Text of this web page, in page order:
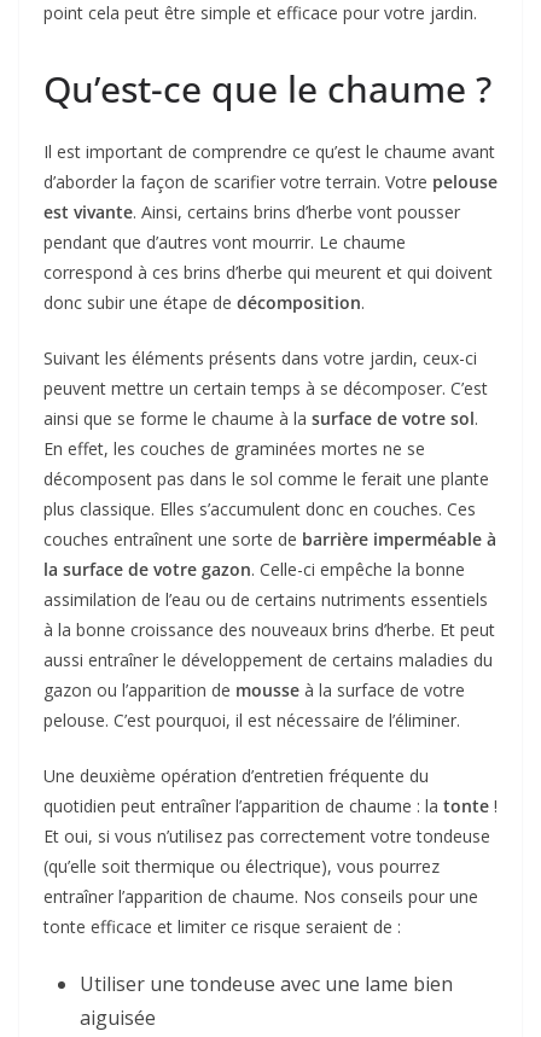
point cela peut être simple et efficace pour votre jardin.
Qu’est-ce que le chaume ?
Il est important de comprendre ce qu’est le chaume avant
d’aborder la façon de scarifier votre terrain. Votre pelouse
est vivante. Ainsi, certains brins d’herbe vont pousser
pendant que d’autres vont mourrir. Le chaume
correspond à ces brins d’herbe qui meurent et qui doivent
donc subir une étape de décomposition.
Suivant les éléments présents dans votre jardin, ceux-ci
peuvent mettre un certain temps à se décomposer. C’est
ainsi que se forme le chaume à la surface de votre sol.
En effet, les couches de graminées mortes ne se
décomposent pas dans le sol comme le ferait une plante
plus classique. Elles s’accumulent donc en couches. Ces
couches entraînent une sorte de barrière imperméable à
la surface de votre gazon. Celle-ci empêche la bonne
assimilation de l’eau ou de certains nutriments essentiels
à la bonne croissance des nouveaux brins d’herbe. Et peut
aussi entraîner le développement de certains maladies du
gazon ou l’apparition de mousse à la surface de votre
pelouse. C’est pourquoi, il est nécessaire de l’éliminer.
Une deuxième opération d’entretien fréquente du
quotidien peut entraîner l’apparition de chaume : la tonte !
Et oui, si vous n’utilisez pas correctement votre tondeuse
(qu’elle soit thermique ou électrique), vous pourrez
entraîner l’apparition de chaume. Nos conseils pour une
tonte efficace et limiter ce risque seraient de :
Utiliser une tondeuse avec une lame bien
aiguisée